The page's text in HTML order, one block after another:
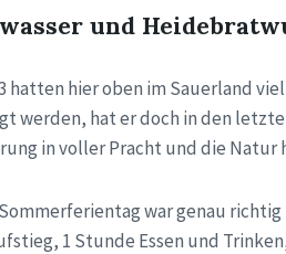
und
hatten hier oben im Sauerland
werden, hat er doch in den
in voller Pracht und die
war genau
1 Stunde Essen und